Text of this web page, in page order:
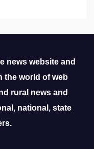
news website and
the world of web
rural news and
national, state